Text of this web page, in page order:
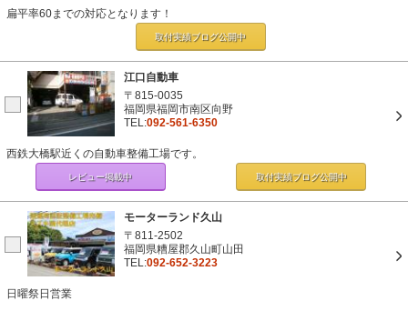
扁平率60までの対応となります！
取付実績ブログ公開中
江口自動車
〒815-0035
福岡県福岡市南区向野
TEL:092-561-6350
西鉄大橋駅近くの自動車整備工場です。
レビュー掲載中 取付実績ブログ公開中
モーターランド久山
〒811-2502
福岡県糟屋郡久山町山田
TEL:092-652-3223
日曜祭日営業